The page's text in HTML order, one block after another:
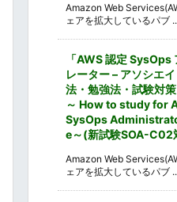
Amazon Web
ェアを拡大しているパブ
「AWS 認定 SysOps
レーター – アソシエ
法・勉強法・試験対
～ How to study for
SysOps
e～(新試験SOA-C02
Amazon Web
ェアを拡大しているパブ